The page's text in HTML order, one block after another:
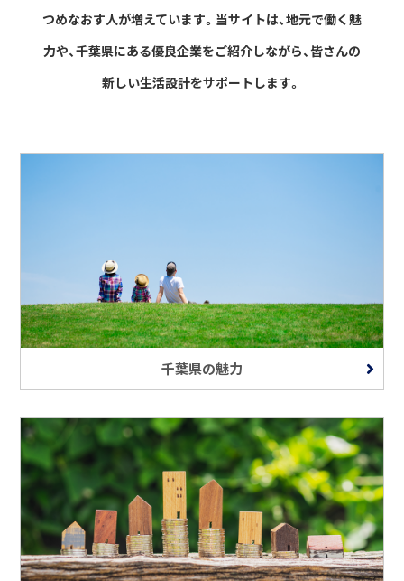
つめなおす人が増えています。 当サイトは、地元で働く魅
力や、千葉県にある優良企業をご紹介しながら、皆さんの
新しい生活設計をサポートします。
千葉県の魅力